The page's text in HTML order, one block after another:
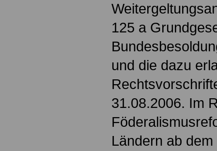
125 a
und die dazu
31.08.2006. Im
Ländern ab